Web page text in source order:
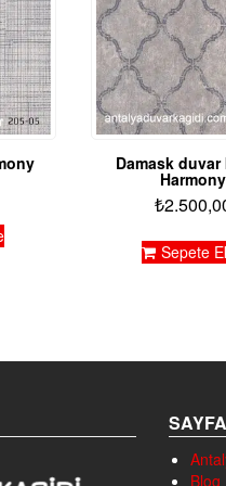
Damask duvar
Harmony
₺
Sepete
Blog